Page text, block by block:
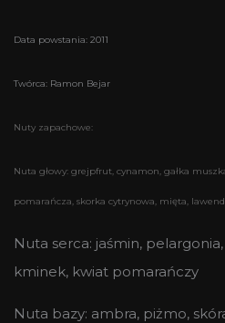
Data powstania: 2011
Twórca: Ramon Bejar
Nuty zapachowe:
Nuta głowy: grejpfrut, cynamon, gałka
pomarańcza, skorka cytrynowa, mięta,
Nuta serca: jaśmin,
kminek, kwiat pomarańczy
Nuta bazy: ambra, piżmo,